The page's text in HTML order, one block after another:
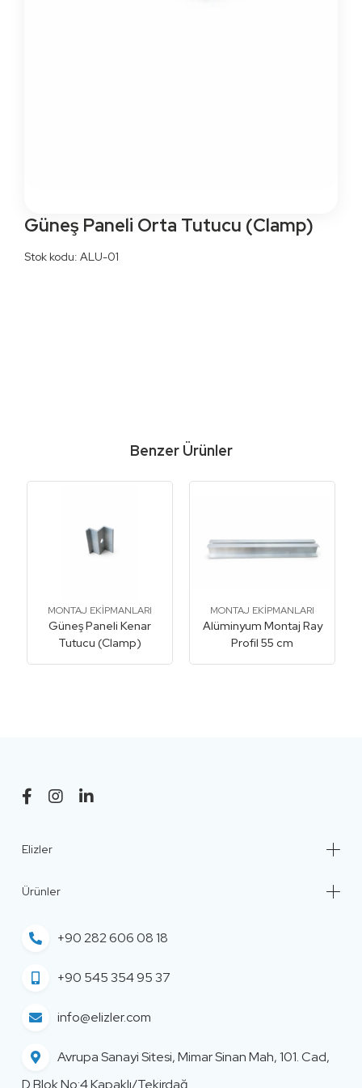
Güneş Paneli Orta Tutucu (Clamp)
Stok kodu: ALU-01
Benzer Ürünler
MONTAJ EKİPMANLARI
Güneş Paneli Kenar
Tutucu (Clamp)
MONTAJ EKİPMANLARI
Alüminyum Montaj Ray
Profil 55 cm
Elizler
Ürünler
+90 282 606 08 18
+90 545 354 95 37
info@elizler.com
Avrupa Sanayi Sitesi, Mimar Sinan Mah, 101. Cad,
D Blok No:4 Kapaklı/Tekirdağ